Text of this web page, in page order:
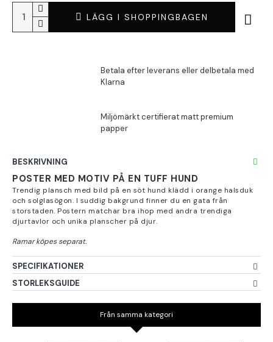
LÄGG I SHOPPINGBAGEN
BESKRIVNING
POSTER MED MOTIV PÅ EN TUFF HUND
Trendig plansch med bild på en söt hund klädd i orange halsduk
och solglasögon. I suddig bakgrund finner du en gata från
storstaden. Postern matchar bra ihop med andra trendiga
djurtavlor och unika planscher på djur.
SPECIFIKATIONER
STORLEKSGUIDE
Från samma kategori